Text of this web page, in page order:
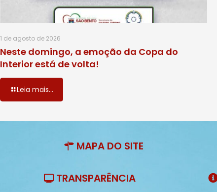
1 de agosto de 2026
Neste domingo, a emoção da Copa do
Interior está de volta!
Leia mais...
MAPA DO SITE
TRANSPARÊNCIA